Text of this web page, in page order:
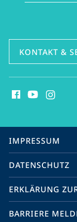
KONTAKT &
Media
Service-
Navigation
IMPRESSUM
DATENSCHUTZ
ERKLÄRUNG
BARRIERE